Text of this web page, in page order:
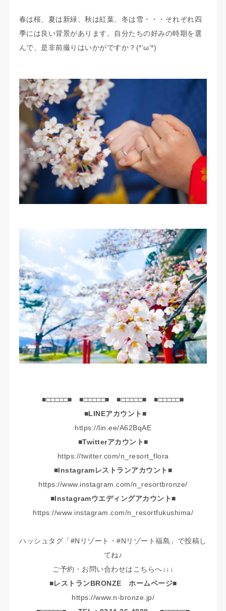
春は桜、夏は新緑、秋は紅葉、冬は雪・・・それぞれ四
季には良い背景があります。自分たちの好みの時期を選
んで、是非前撮りはいかがですか？(*’ω’*)
■□□□□□■ ■□□□□□■ ■□□□□□■ ■□□□□□■
■LINEアカウント■
https://lin.ee/A62BqAE
■Twitterアカウント■
https://twitter.com/n_resort_flora
■Instagramレストランアカウント■
https://www.instagram.com/n_resortbronze/
■Instagramウエディングアカウント■
https://www.instagram.com/n_resortfukushima/
ハッシュタグ「#Nリゾート・#Nリゾート福島」で投稿し
てね♪
ご予約・お問い合わせはこちらへ↓↓↓
■レストランBRONZE ホームページ■
https://www.n-bronze.jp/